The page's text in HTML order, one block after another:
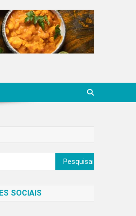
Pesquisar
por:
SOCIAIS